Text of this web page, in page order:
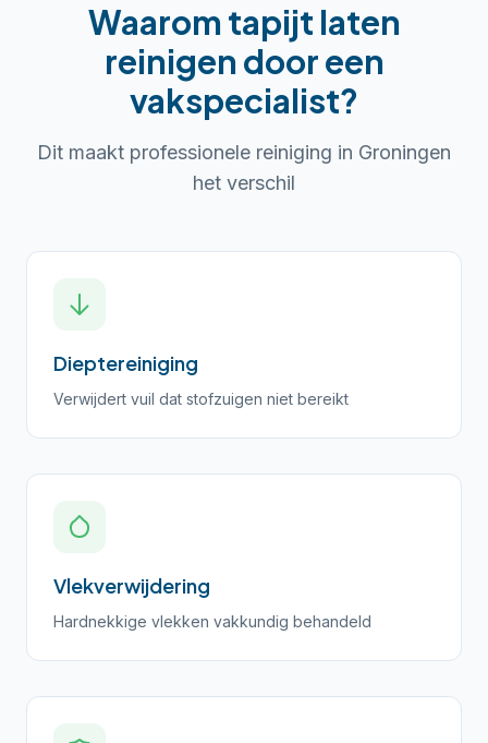
Waarom tapijt laten
reinigen door een
vakspecialist?
Dit maakt professionele reiniging in Groningen
het verschil
Dieptereiniging
Verwijdert vuil dat stofzuigen niet bereikt
Vlekverwijdering
Hardnekkige vlekken vakkundig behandeld